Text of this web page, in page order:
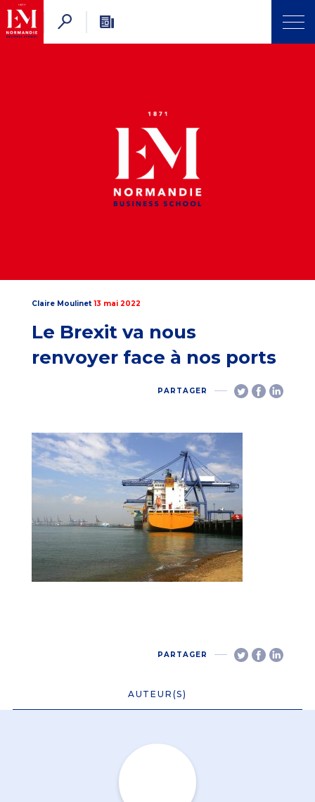
Claire Moulinet 13 mai 2022
Le Brexit va nous
renvoyer face à nos ports
PARTAGER
PARTAGER
AUTEUR(S)